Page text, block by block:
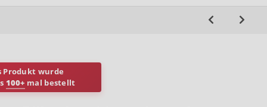
Produkt wurde
100+ mal bestellt